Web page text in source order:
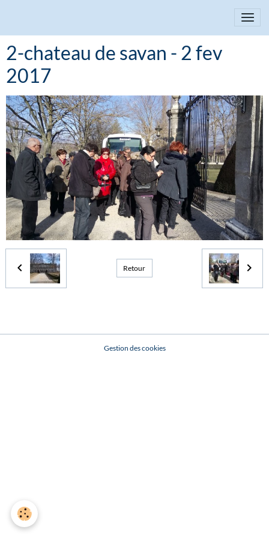
2-chateau de savan - 2 fev
2017
Retour
Gestion des cookies